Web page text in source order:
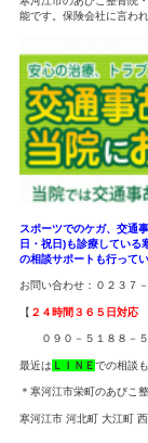
整骨院でのムチ
交通事故の受傷
ぐす筋肉調整や
ていきます。
筋肉調整は、痛
寝ることにより
す。
骨格調整と聞く
江市のあびこ整
せん。
首は非常にデリ
わらず強制的に
整形外科と整